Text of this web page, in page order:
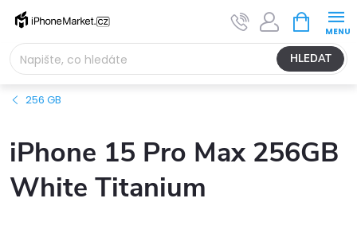
Přejít
obsah
HLEDAT
NÁKUPNÍ
KOŠÍK
256 GB
iPhone 15 Pro Max 256GB
White Titanium